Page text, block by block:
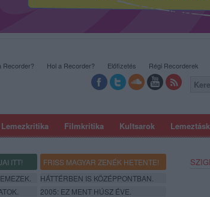
Lemezkritika Filmkritika Kultsarok
Recorder? Hol a Recorder? Előfizetés Régi Recorderek
ITT!
FRISS MAGYAR ZENÉK HETENTE!
HÁTTÉRBEN IS KÖZÉPPONTBAN.
2005: EZ MENT HÚSZ ÉVE.